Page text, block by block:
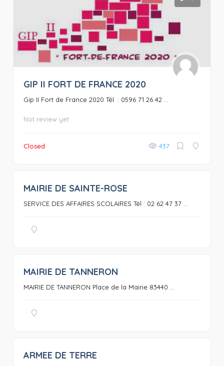
GIP II FORT DE FRANCE 2020
Gip II Fort de France 2020 Tél. : 0596 71 26 42 ...
Not review yet
Closed 437
MAIRIE DE SAINTE-ROSE
SERVICE DES AFFAIRES SCOLAIRES Tél : 02 62 47 37 ...
MAIRIE DE TANNERON
MAIRIE DE TANNERON Place de la Mairie 83440 ...
ARMEE DE TERRE